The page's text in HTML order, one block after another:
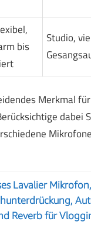
bis
Studio,
Merkmal
dabei
Lavalier
Reverb für